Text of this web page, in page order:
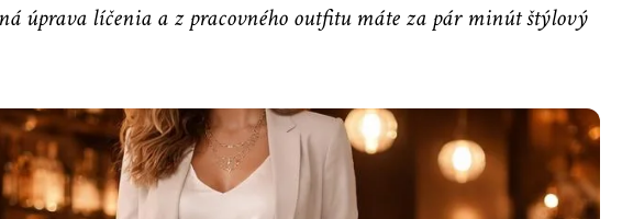
úprava líčenia a z pracovného outfitu máte za pár minút štýlový